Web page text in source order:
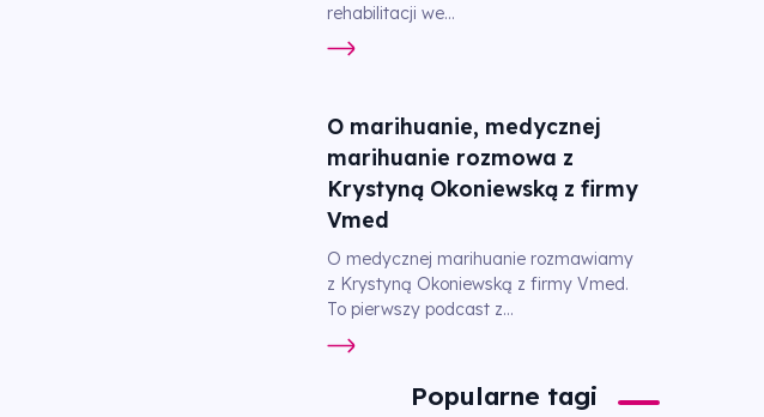
rehabilitacji we...
O marihuanie, medycznej
marihuanie rozmowa z
Krystyną Okoniewską z firmy
Vmed
O medycznej marihuanie rozmawiamy
z Krystyną Okoniewską z firmy Vmed.
To pierwszy podcast z...
Popularne tagi